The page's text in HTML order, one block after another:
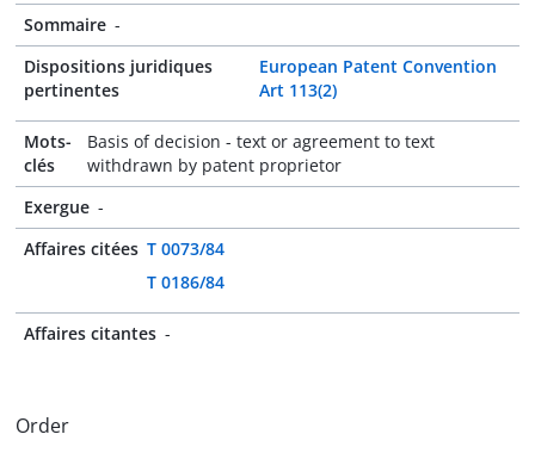
Sommaire -
Dispositions juridiques
pertinentes
European Patent Convention
Art 113(2)
Mots-
clés
Basis of decision - text or agreement to text
withdrawn by patent proprietor
Exergue -
Affaires citées T 0073/84
T 0186/84
Affaires citantes -
Order